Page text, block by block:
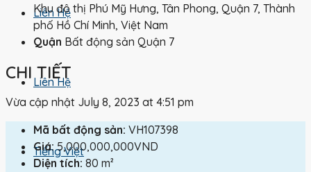
Liên Hệ
Liên Hệ
Tiếng Việt
Khu đô thị Phú Mỹ Hưng, Tân Phong, Quận 7, Thành
phố Hồ Chí Minh, Việt Nam
Quận Bất động sản Quận 7
CHI TIẾT
Vừa cập nhật July 8, 2023 at 4:51 pm
Mã bất động sản: VH107398
Giá: 5,000,000,000VND
Diện tích: 80 m²